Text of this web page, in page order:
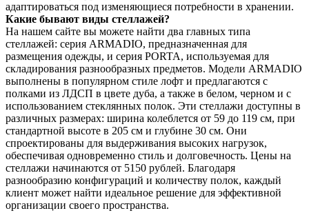
адаптироваться под изменяющиеся потребности в хранении.
Какие бывают виды стеллажей?
На нашем сайте вы можете найти два главных типа
стеллажей: серия ARMADIO, предназначенная для
размещения одежды, и серия PORTA, используемая для
складирования разнообразных предметов. Модели ARMADIO
выполнены в популярном стиле лофт и предлагаются с
полками из ЛДСП в цвете дуба, а также в белом, черном и с
использованием стеклянных полок. Эти стеллажи доступны в
различных размерах: ширина колеблется от 59 до 119 см, при
стандартной высоте в 205 см и глубине 30 см. Они
спроектированы для выдерживания высоких нагрузок,
обеспечивая одновременно стиль и долговечность. Цены на
стеллажи начинаются от 5150 рублей. Благодаря
разнообразию конфигураций и количеству полок, каждый
клиент может найти идеальное решение для эффективной
организации своего пространства.